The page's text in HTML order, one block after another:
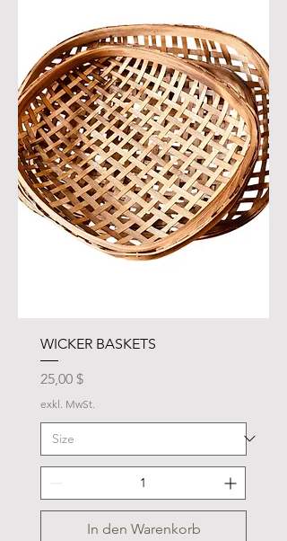
WICKER BASKETS
Preis
25,00 $
exkl. MwSt.
In den Warenkorb